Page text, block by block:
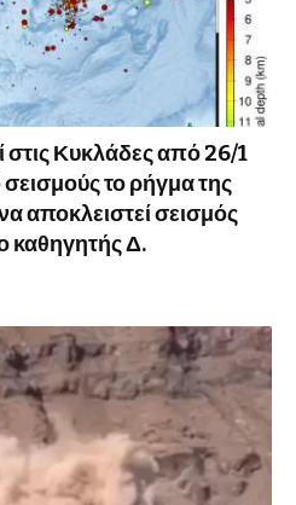
στις Κυκλάδες από 26/1
το ρήγμα της
αποκλειστεί σεισμός
καθηγητής Δ.